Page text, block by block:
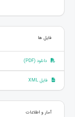
فایل ها
دانلود (PDF)
فایل XML
آمار و اطلاعات